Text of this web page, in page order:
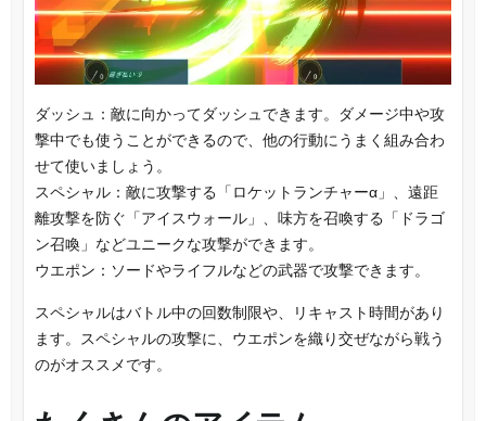
ダッシュ：敵に向かってダッシュできます。ダメージ中や攻
撃中でも使うことができるので、他の行動にうまく組み合わ
せて使いましょう。
スペシャル：敵に攻撃する「ロケットランチャーα」、遠距
離攻撃を防ぐ「アイスウォール」、味方を召喚する「ドラゴ
ン召喚」などユニークな攻撃ができます。
ウエポン：ソードやライフルなどの武器で攻撃できます。
スペシャルはバトル中の回数制限や、リキャスト時間があり
ます。スペシャルの攻撃に、ウエポンを織り交ぜながら戦う
のがオススメです。